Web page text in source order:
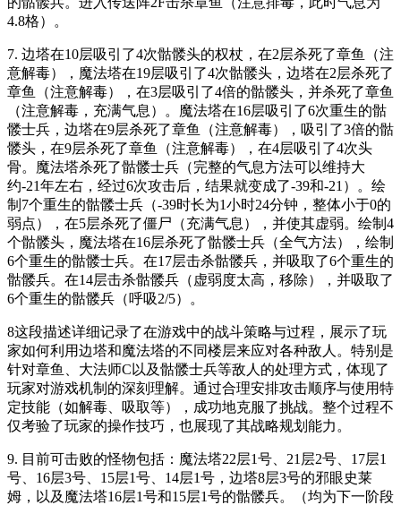
4.8格）。
7. 边塔在10层吸引了4次骷髅头的权杖，在2层杀死了章鱼（注
意解毒），魔法塔在19层吸引了4次骷髅头，边塔在2层杀死了
章鱼（注意解毒），在3层吸引了4倍的骷髅头，并杀死了章鱼
（注意解毒，充满气息）。魔法塔在16层吸引了6次重生的骷
髅士兵，边塔在9层杀死了章鱼（注意解毒），吸引了3倍的骷
髅头，在9层杀死了章鱼（注意解毒），在4层吸引了4次头
骨。魔法塔杀死了骷髅士兵（完整的气息方法可以维持大
约-21年左右，经过6次攻击后，结果就变成了-39和-21）。绘
制7个重生的骷髅士兵（-39时长为1小时24分钟，整体小于0的
弱点），在5层杀死了僵尸（充满气息），并使其虚弱。绘制4
个骷髅头，魔法塔在16层杀死了骷髅士兵（全气方法），绘制
6个重生的骷髅士兵。在17层击杀骷髅兵，并吸取了6个重生的
骷髅兵。在14层击杀骷髅兵（虚弱度太高，移除），并吸取了
6个重生的骷髅兵（呼吸2/5）。
8这段描述详细记录了在游戏中的战斗策略与过程，展示了玩
家如何利用边塔和魔法塔的不同楼层来应对各种敌人。特别是
针对章鱼、大法师C以及骷髅士兵等敌人的处理方式，体现了
玩家对游戏机制的深刻理解。通过合理安排攻击顺序与使用特
定技能（如解毒、吸取等），成功地克服了挑战。整个过程不
仅考验了玩家的操作技巧，也展现了其战略规划能力。
9. 目前可击败的怪物包括：魔法塔22层1号、21层2号、17层1
号、16层3号、15层1号、14层1号，边塔8层3号的邪眼史莱
姆，以及魔法塔16层1号和15层1号的骷髅兵。（均为下一阶段